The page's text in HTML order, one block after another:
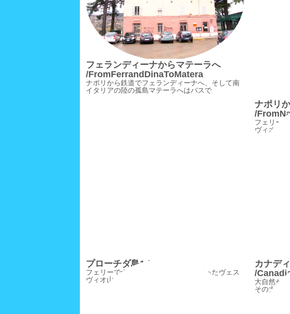
フェランディーナからマテーラへ
/FromFerrandDinaToMatera
ナポリから鉄道でフェランディーナへ、そして南
イタリアの陸の孤島マテーラへはバスで
ナポリ
/
フェリー
ヴィオ山
プローチダ島1 /Procida
フェリーでナポリを離れ、遠く雪を冠ったヴェス
ヴィオ山を眺めながらプローチダ島へ
カナデ
/
大自然が
その大自